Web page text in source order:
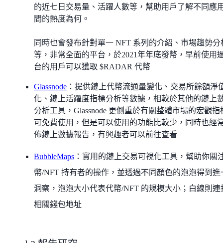
的近七日交易量、活躍人數等，幫助用戶了解不同應
間的熱度為何。
同時也會發布針對單一 NFT 系列的介紹、市場趨勢分
等，非常全面的平台，於2021年年底發幣，早前使用
台的用戶可以獲取 $RADAR 代幣
Glassnode ：提供鏈上代幣流通量變化、交易所餘額淨
化、鏈上活躍度指標分析等數據，相較於其他的鏈上
分析工具，Glassnode 更側重於有關整體市場的宏觀指
可免費使用，但是可以使用的功能比較少，同時也經
佈鏈上數據報告，有興趣者可以前往查看
BubbleMaps ：實用的鏈上交易可視化工具，幫助你關
幣/NFT 持有者的操作，並透過不同顏色的泡泡得到進
洞察，泡泡大小代表代幣/NFT 的規模大小；白線則連
相關錢包地址